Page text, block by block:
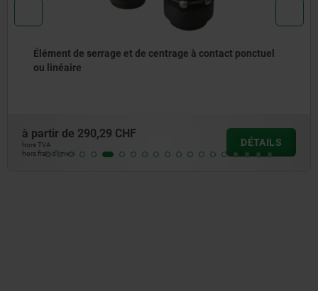
Élément de serrage et de centrage à contact ponctuel
ou linéaire
à partir de 290,29 CHF
hors TVA
hors frais d’envoi
DÉTAILS